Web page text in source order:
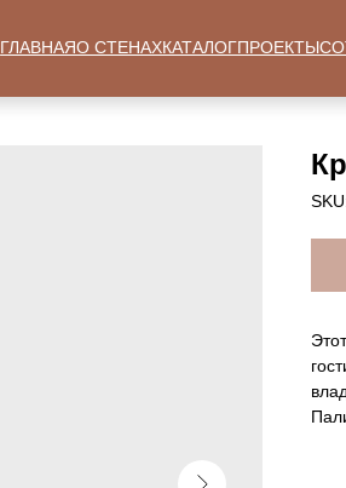
ГЛАВНАЯО СТЕНАХКАТАЛОГПРОЕКТЫ